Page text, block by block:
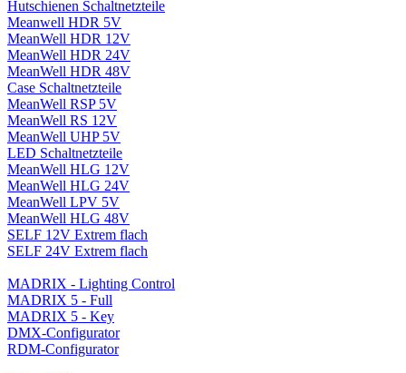
Hutschienen Schaltnetzteile
Meanwell HDR 5V
MeanWell HDR 12V
MeanWell HDR 24V
MeanWell HDR 48V
Case Schaltnetzteile
MeanWell RSP 5V
MeanWell RS 12V
MeanWell UHP 5V
LED Schaltnetzteile
MeanWell HLG 12V
MeanWell HLG 24V
MeanWell LPV 5V
MeanWell HLG 48V
SELF 12V Extrem flach
SELF 24V Extrem flach
MADRIX - Lighting Control
MADRIX 5 - Full
MADRIX 5 - Key
DMX-Configurator
RDM-Configurator